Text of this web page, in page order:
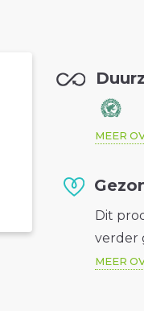
MEER
Dit
verder
MEER